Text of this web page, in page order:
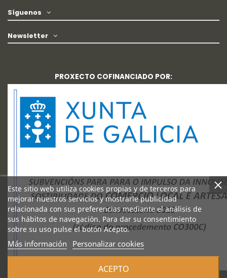
Este sitio web utiliza cookies propias y de terceros para
mejorar nuestros servicios y mostrarle publicidad
relacionada con sus preferencias mediante el análisis de
sus hábitos de navegación. Para dar su consentimiento
sobre su uso pulse el botón Acepto.
Más información Personalizar cookies
ACEPTO
Síguenos
Newsletter
PROXECTO COFINANCIADO POR: